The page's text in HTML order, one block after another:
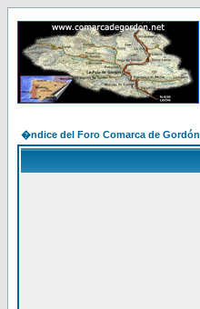
�ndice del Foro Comarca de Gordón